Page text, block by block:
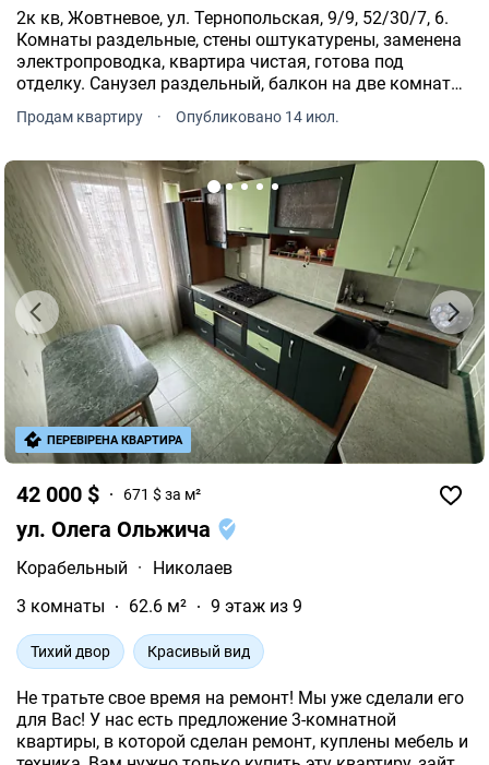
2к кв, Жовтневое, ул. Тернопольская, 9/9, 52/30/7, 6.
Комнаты раздельные, стены оштукатурены, заменена
электропроводка, квартира чистая, готова под
отделку. Санузел раздельный, балкон на две комнаты,
Продам квартиру · Опубликовано 14 июл.
42 000 $ 671 $ за м²
ул. Олега Ольжича
Корабельный ·
Николаев
3 комнаты
62.6 м² 9 этаж из 9
Тихий двор Красивый вид
Не тратьте свое время на ремонт! Мы уже сделали его
для Вас! У нас есть предложение 3-комнатной
квартиры, в которой сделан ремонт, куплены мебель и
ПЕРЕВІРЕНА КВАРТИРА